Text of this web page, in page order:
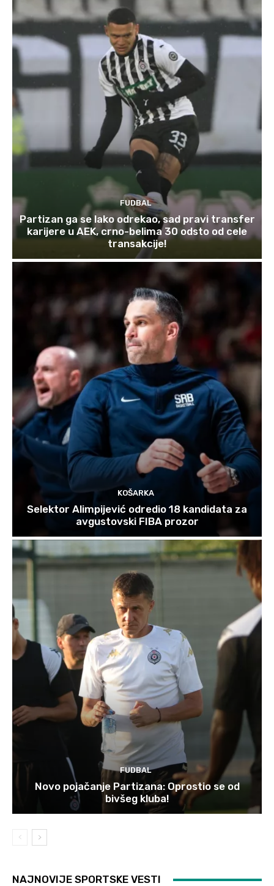
FUDBAL
Partizan ga se lako odrekao, sad pravi transfer
karijere u AEK, crno-belima 30 odsto od cele
transakcije!
KOŠARKA
Selektor Alimpijević odredio 18 kandidata za
avgustovski FIBA prozor
FUDBAL
Novo pojačanje Partizana: Oprostio se od
bivšeg kluba!
NAJNOVIJE SPORTSKE VESTI